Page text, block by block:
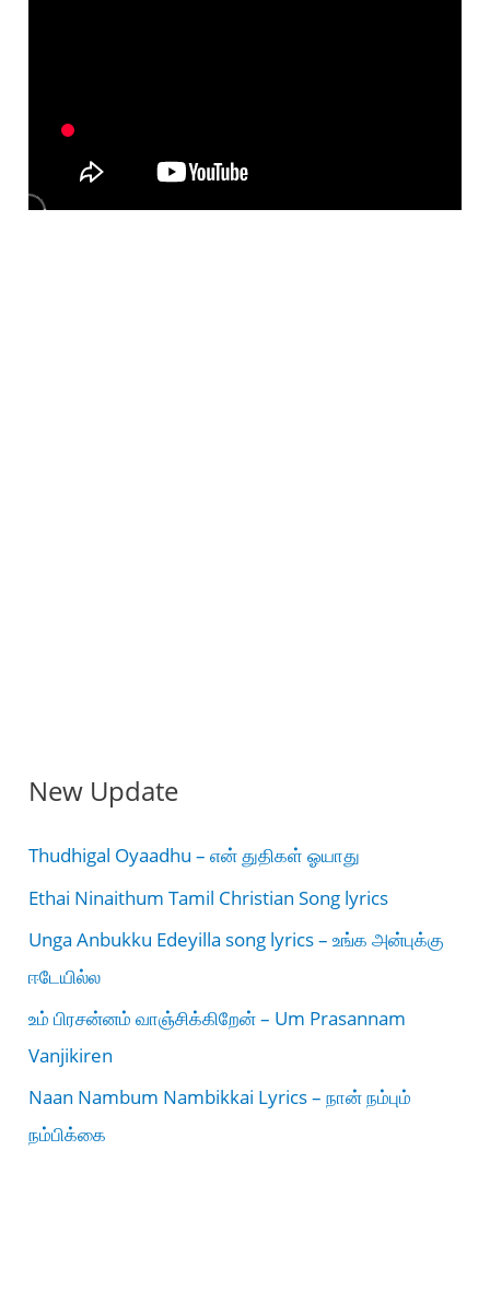
New Update
Thudhigal Oyaadhu – என் துதிகள் ஓயாது
Ethai Ninaithum Tamil Christian Song lyrics
Unga Anbukku Edeyilla song lyrics – உங்க அன்புக்கு
ஈடேயில்ல
உம் பிரசன்னம் வாஞ்சிக்கிறேன் – Um Prasannam
Vanjikiren
Naan Nambum Nambikkai Lyrics – நான் நம்பும்
நம்பிக்கை